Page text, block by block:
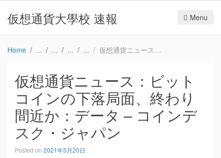
仮想通貨大學校 速報 Menu
Home 仮想通貨ニュース：ビットコインの下落局面、終わり間近か：データ – コインデスク・ジャパン
仮想通貨ニュース：ビット
コインの下落局面、終わり
間近か：データ – コインデ
スク・ジャパン
Posted on 2021年5月20日